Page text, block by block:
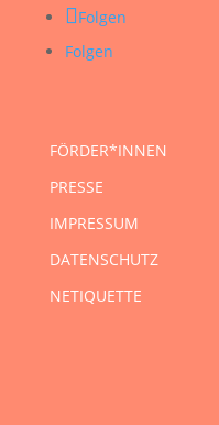
Folgen
Folgen
FÖRDER*INNEN
PRESSE
IMPRESSUM
DATENSCHUTZ
NETIQUETTE